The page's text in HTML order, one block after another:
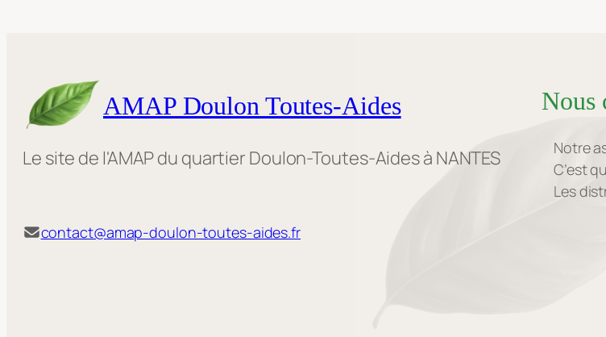
AMAP Doulon Toutes-Aides
Le site de l'AMAP du quartier Doulon-Toutes-Aides à NANTES
contact@amap-doulon-toutes-aides.fr
Nous
Notre
C’est
Les